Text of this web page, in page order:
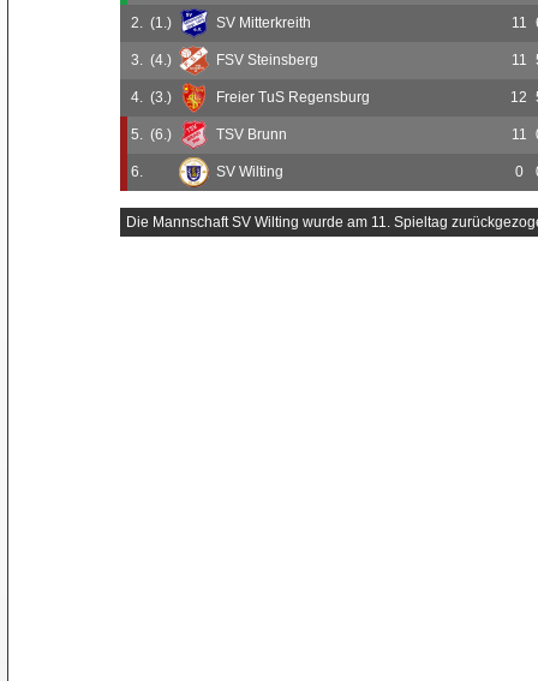
2. (1.) SV Mitterkreith 11
3. (4.) FSV Steinsberg 11
4. (3.) Freier TuS Regensburg 12
5. (6.) TSV Brunn 11
6. SV Wilting 0
Die Mannschaft SV Wilting wurde am 11. Spieltag